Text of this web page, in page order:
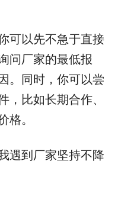
可以先不急于直接
问厂家的最低报
。同时，你可以尝
，比如长期合作、
格。
遇到厂家坚持不降